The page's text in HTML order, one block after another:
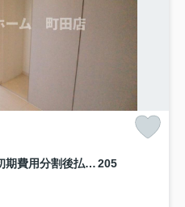
リブリ・フローラルコート※初期費用分割後払いサービス利用可能物件 205